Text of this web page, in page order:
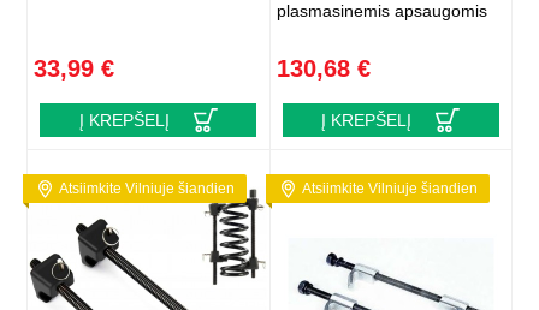
33,99 €
Į KREPŠELĮ
plasmasinemis apsaugomis
130,68 €
Į KREPŠELĮ
Atsiimkite Vilniuje šiandien Atsiimkite Vilniuje šiandien